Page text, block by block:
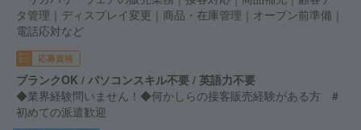
タ管理｜ディスプレイ変更｜商品・在庫管理｜オープン前準備｜
電話応対など
応募資格
ブランクOK / パソコンスキル不要 / 英語力不要
◆業界経験問いません！◆何かしらの接客販売経験がある方 #
初めての派遣歓迎